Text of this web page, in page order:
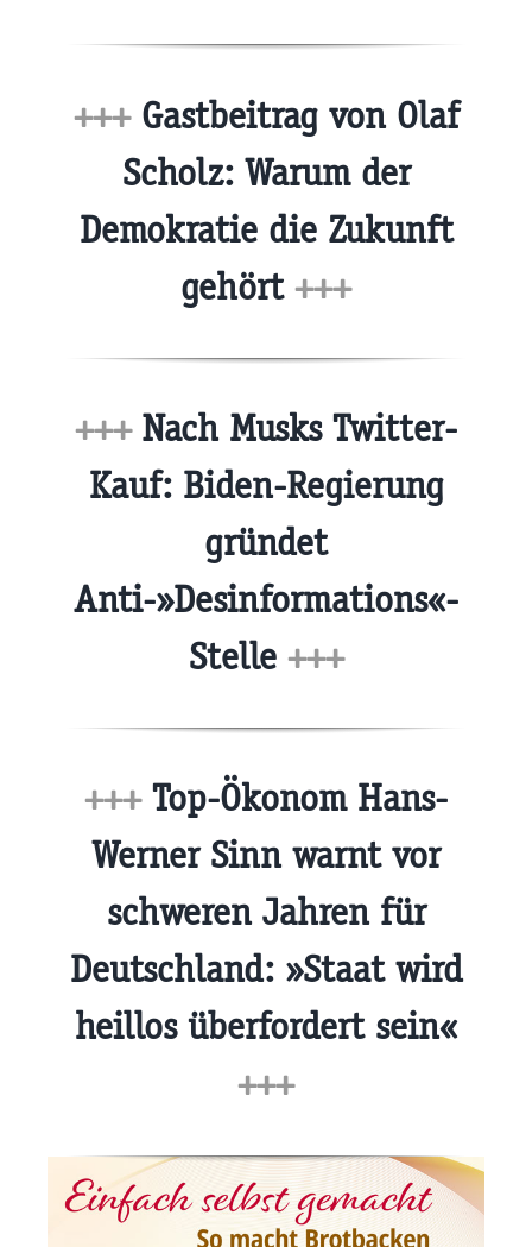
+++Gastbeitrag von Olaf
Scholz: Warum der
Demokratie die Zukunft
gehört +++
+++Nach Musks Twitter-
Kauf: Biden-Regierung
gründet
Anti-»Desinformations«-
Stelle +++
+++Top-Ökonom Hans-
Werner Sinn warnt vor
schweren Jahren für
Deutschland: »Staat wird
heillos überfordert sein«
+++